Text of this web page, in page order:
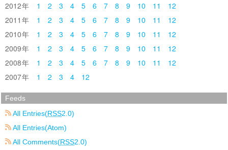
2012
1 2 3 4 5 6 7 8 9 10 11
12
2011
1 2 3 4 5 6 7 8 9 10 11
12
2010
1 2 3 4 5 6 7 8 9 10 11
12
2009
1 2 3 4 5 6 7 8 9 10 11
12
2008
1 2 3 4 5 6 7 8 9 10 11
12
2007
1 2 3 4 12
Feeds
All Entries(RSS2.0)
All Entries(Atom)
All Comments(RSS2.0)